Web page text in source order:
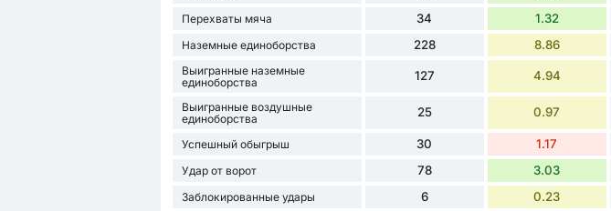
Перехваты мяча 34 1.32
Наземные единоборства 228 8.86
Выигранные наземные
единоборства
127 4.94
Выигранные воздушные
единоборства
25 0.97
Успешный обыгрыш 30 1.17
Удар от ворот 78 3.03
Заблокированные удары 6 0.23